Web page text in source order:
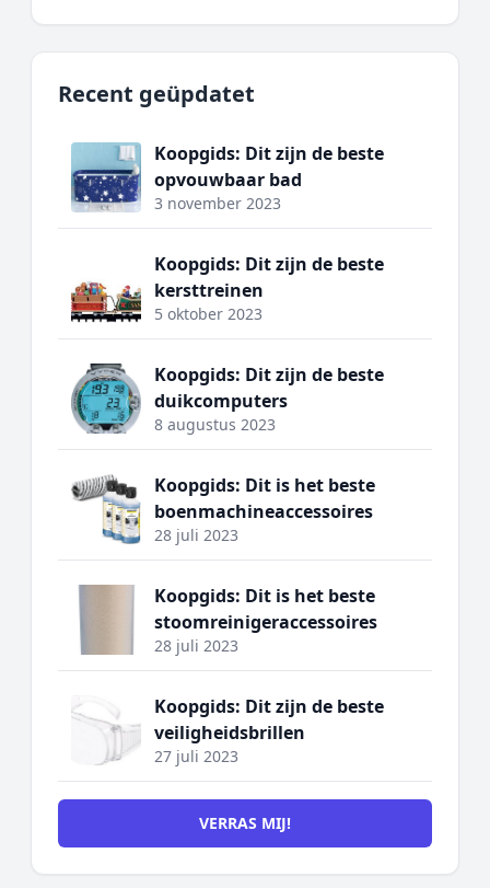
Recent geüpdatet
Koopgids: Dit zijn de beste
opvouwbaar bad
3 november 2023
Koopgids: Dit zijn de beste
kersttreinen
5 oktober 2023
Koopgids: Dit zijn de beste
duikcomputers
8 augustus 2023
Koopgids: Dit is het beste
boenmachineaccessoires
28 juli 2023
Koopgids: Dit is het beste
stoomreinigeraccessoires
28 juli 2023
Koopgids: Dit zijn de beste
veiligheidsbrillen
27 juli 2023
VERRAS MIJ!